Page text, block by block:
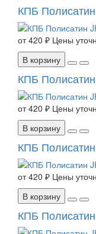
КПБ
от 420 ₽ Цены
В корзину
КПБ
от 420 ₽ Цены
В корзину
КПБ
от 420 ₽ Цены
В корзину
КПБ